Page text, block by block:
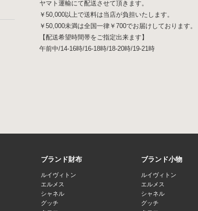
ヤマト運輸にて配送させて頂きます。
￥50,000以上で送料は当店が負担いたします。
￥50,000未満は全国一律￥700でお届けしております。
【配送希望時間帯をご指定出来ます】
午前中/14-16時/16-18時/18-20時/19-21時
ブランド財布
ルイヴィトン
エルメス
シャネル
グッチ
ブランド小物
ルイヴィトン
エルメス
シャネル
グッチ